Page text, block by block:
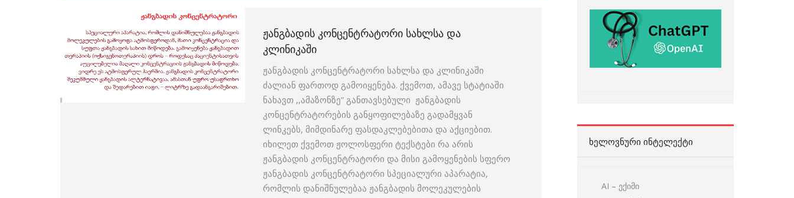
ᲟᲐᲜᲒᲑᲐᲓᲘᲡ ᲙᲝᲜᲪᲔᲜᲢᲠᲐᲢᲝᲠᲘ ᲡᲐᲮᲚᲡᲐ ᲓᲐ
ᲙᲚᲘᲜᲘᲙᲐᲨᲘ
ჟანგბადის კონცენტრატორი სახლსა და კლინიკაში
ძალიან ფართოდ გამოიყენება. ქვემოთ, ამავე სტატიაში
ნახავთ ,,ამაზონზე” განთავსებული ჟანგბადის
კონცენტრატორების განყოფილებაზე გადამყვან
ლინკებს, მიმდინარე ფასდაკლებებითა და აქციებით.
იხილეთ ქვემოთ ჟოლოსფერი ტექსტები რა არის
ჟანგბადის კონცენტრატორი და მისი გამოყენების სფერო
ჟანგბადის კონცენტრატორი სპეციალური აპარატია,
რომლის დანიშნულებაა ჟანგბადის მოლეკულების
ᲮᲔᲚᲝᲕᲜᲣᲠᲘ ᲘᲜᲢᲔᲚᲔᲥᲢᲘ
AI – ექიმი